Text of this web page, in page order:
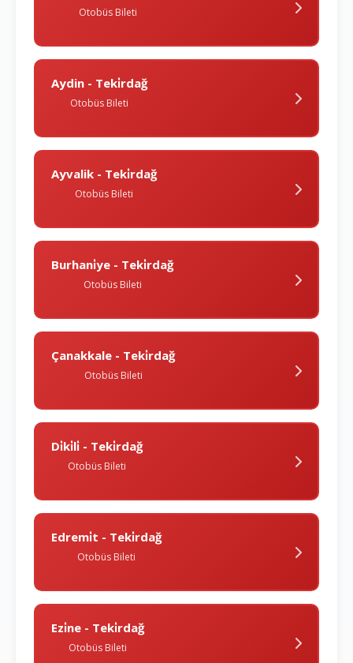
Otobüs Bileti
Aydin - Teki̇rdağ
Otobüs Bileti
Ayvalik - Teki̇rdağ
Otobüs Bileti
Burhani̇ye - Teki̇rdağ
Otobüs Bileti
Çanakkale - Teki̇rdağ
Otobüs Bileti
Di̇ki̇li̇ - Teki̇rdağ
Otobüs Bileti
Edremi̇t - Teki̇rdağ
Otobüs Bileti
Ezi̇ne - Teki̇rdağ
Otobüs Bileti